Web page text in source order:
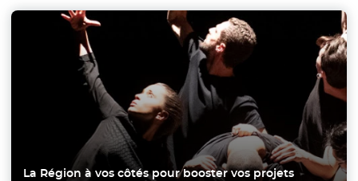
La Région à vos côtéspour booster vos projets